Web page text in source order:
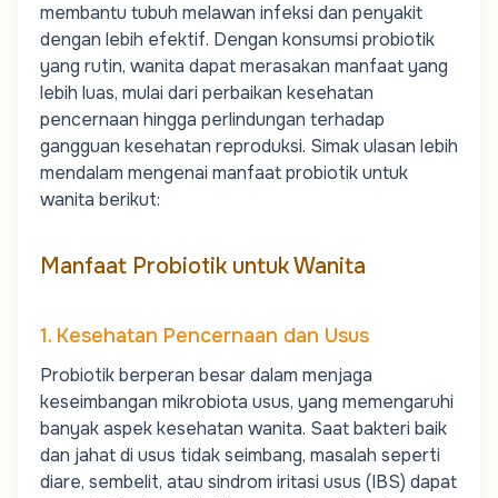
membantu tubuh melawan infeksi dan penyakit
dengan lebih efektif. Dengan konsumsi probiotik
yang rutin, wanita dapat merasakan manfaat yang
lebih luas, mulai dari perbaikan kesehatan
pencernaan hingga perlindungan terhadap
gangguan kesehatan reproduksi. Simak ulasan lebih
mendalam mengenai manfaat probiotik untuk
wanita berikut:
Manfaat Probiotik untuk Wanita
1. Kesehatan Pencernaan dan Usus
Probiotik berperan besar dalam menjaga
keseimbangan mikrobiota usus, yang memengaruhi
banyak aspek kesehatan wanita. Saat bakteri baik
dan jahat di usus tidak seimbang, masalah seperti
diare, sembelit, atau sindrom iritasi usus (IBS) dapat